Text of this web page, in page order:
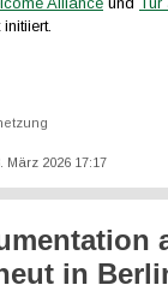
2026 17:17
in